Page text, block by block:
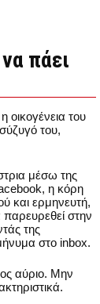
πάει
οικογένεια του
του,
μέσω της
η κόρη
και ερμηνευτή,
στην
της
στο inbox.
αύριο. Μην